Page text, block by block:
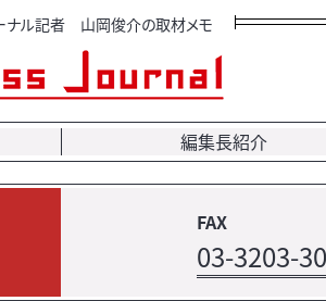
ナル記者 山岡俊介の取材メモ
編集長紹介
FAX
03-3203-